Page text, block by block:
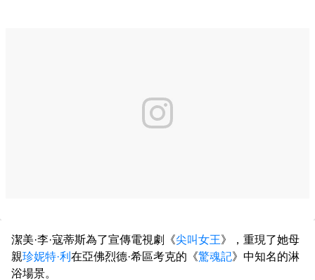
潔美·李·寇蒂斯為了宣傳電視劇《尖叫女王》，重現了她母
親珍妮特·利 在亞佛烈德·希區考克的《驚魂記》中知名的淋
浴場景。